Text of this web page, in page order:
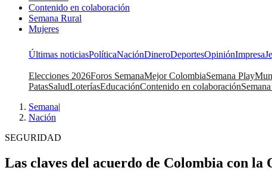
Contenido en colaboración
Semana Rural
Mujeres
Últimas noticiasPolíticaNaciónDineroDeportesOpiniónImpresa
Elecciones 2026Foros SemanaMejor ColombiaSemana Play
PatasSaludLoteríasEducaciónContenido en colaboración
Semana|
Nación
SEGURIDAD
Las claves del acuerdo de Colombia con la